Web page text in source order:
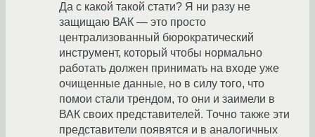
Да с какой такой стати? Я ни разу не
защищаю ВАК — это просто
централизованный бюрократический
инструмент, который чтобы нормально
работать должен принимать на входе уже
очищенные данные, но в силу того, что
помои стали трендом, то они и заимели в
ВАК своих представителей. Точно также эти
представители появятся и в аналогичных